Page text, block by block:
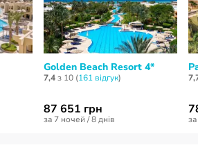
Golden Beach Resort 4*
7,4з 10 (161 відгук)
87 651 грн
за 7 ночей / 8 днів